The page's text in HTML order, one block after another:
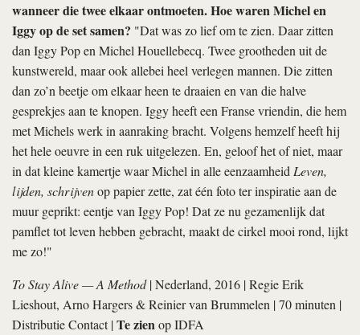
wanneer die twee elkaar ontmoeten. Hoe waren Michel en
Iggy op de set samen? "Dat was zo lief om te zien. Daar zitten
dan Iggy Pop en Michel Houellebecq. Twee grootheden uit de
kunstwereld, maar ook allebei heel verlegen mannen. Die zitten
dan zo’n beetje om elkaar heen te draaien en van die halve
gesprekjes aan te knopen. Iggy heeft een Franse vriendin, die hem
met Michels werk in aanraking bracht. Volgens hemzelf heeft hij
het hele oeuvre in een ruk uitgelezen. En, geloof het of niet, maar
in dat kleine kamertje waar Michel in alle eenzaamheidLeven,
lijden, schrijvenop papier zette, zat één foto ter inspiratie aan de
muur geprikt: eentje van Iggy Pop! Dat ze nu gezamenlijk dat
pamflet tot leven hebben gebracht, maakt de cirkel mooi rond, lijkt
me zo!"
To Stay Alive — A Method| Nederland, 2016 | Regie Erik
Lieshout, Arno Hargers & Reinier van Brummelen | 70 minuten |
Distributie Contact |Te zienop IDFA